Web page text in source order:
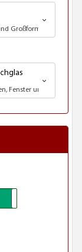
Großformatdruck
Fenster und Glastüren